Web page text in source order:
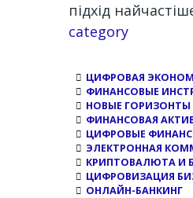
підхід
Channel
category
ЦИФРОВАЯ
ФИНАНСОВЫЕ
НОВЫЕ
ФИНАНСОВАЯ
ЦИФРОВЫЕ
ЭЛЕКТРОННАЯ
КРИПТОВАЛЮТА И
ЦИФРОВИЗАЦИЯ
ОНЛАЙН-БАНКИНГ